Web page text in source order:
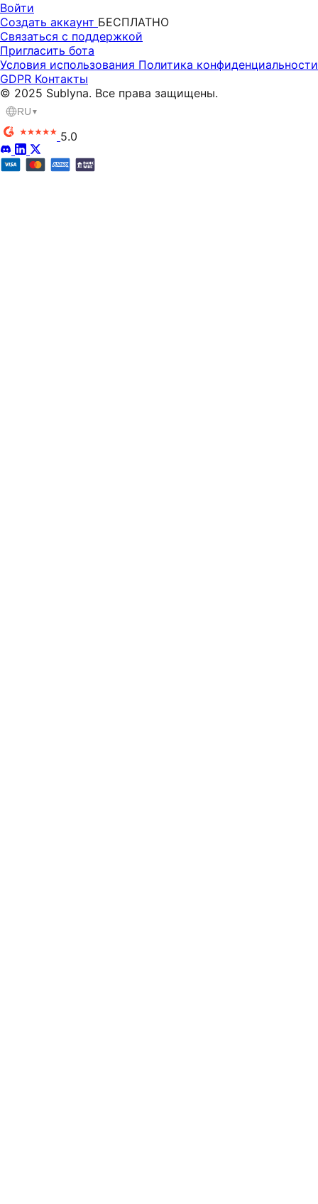
Войти
Создать аккаунт БЕСПЛАТНО
Связаться с поддержкой
Пригласить бота
Условия использования Политика конфиденциальности
GDPR Контакты
© 2025 Sublyna. Все права защищены.
RU ▼
5.0